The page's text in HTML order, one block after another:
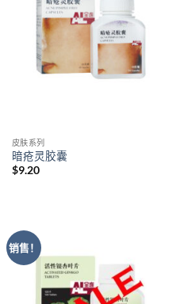
皮肤系列
暗疮灵胶囊
$9.20
销售！